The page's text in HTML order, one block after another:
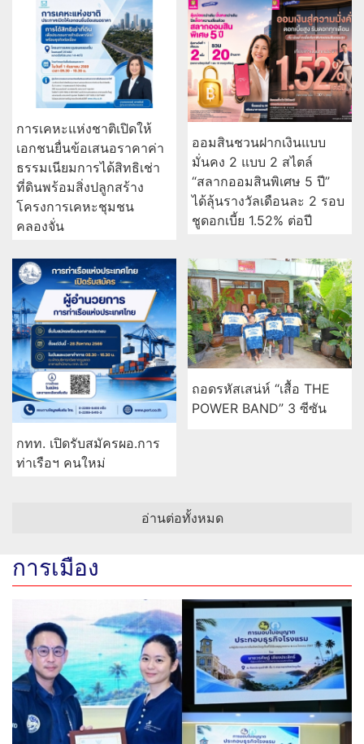
การเคหะแห่งชาติเปิดให้
เอกชนยื่นข้อเสนอราคาค่า
ธรรมเนียมการได้สิทธิเช่า
ที่ดินพร้อมสิ่งปลูกสร้าง
โครงการเคหะชุมชน
คลองจั่น
ออมสินชวนฝากเงินแบบ
มั่นคง 2 แบบ 2 สไตล์
“สลากออมสินพิเศษ 5 ปี”
ได้ลุ้นรางวัลเดือนละ 2 รอบ
ชูดอกเบี้ย 1.52% ต่อปี
กทท. เปิดรับสมัครผอ.การ
ท่าเรือฯ คนใหม่
ถอดรหัสเสน่ห์ “เสื้อ THE
POWER BAND” 3 ซีซัน
อ่านต่อทั้งหมด
การเมือง